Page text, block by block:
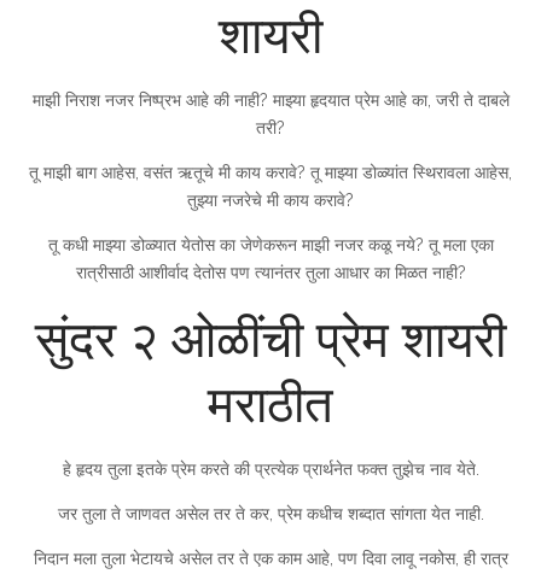
शायरी
माझी निराश नजर निष्प्रभ आहे की नाही? माझ्या हृदयात प्रेम आहे का, जरी ते दाबले
तरी?
तू माझी बाग आहेस, वसंत ऋतूचे मी काय करावे? तू माझ्या डोळ्यांत स्थिरावला आहेस,
तुझ्या नजरेचे मी काय करावे?
तू कधी माझ्या डोळ्यात येतोस का जेणेकरून माझी नजर कळू नये? तू मला एका
रात्रीसाठी आशीर्वाद देतोस पण त्यानंतर तुला आधार का मिळत नाही?
सुंदर २ ओळींची प्रेम शायरी
मराठीत
हे हृदय तुला इतके प्रेम करते की प्रत्येक प्रार्थनेत फक्त तुझेच नाव येते.
जर तुला ते जाणवत असेल तर ते कर, प्रेम कधीच शब्दात सांगता येत नाही.
निदान मला तुला भेटायचे असेल तर ते एक काम आहे, पण दिवा लावू नकोस, ही रात्र